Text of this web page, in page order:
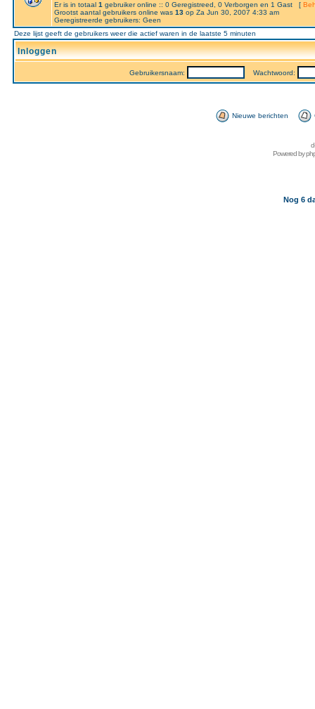
Er is in totaal 1 gebruiker online :: 0 Geregistreed, 0 Verborgen en 1 Gast [
Grootst aantal gebruikers online was 13 op Za Jun 30, 2007 4:33 am
Geregistreerde gebruikers: Geen
Deze lijst geeft de gebruikers weer die actief waren in de laatste 5 minuten
Inloggen
Gebruikersnaam: Wachtwoord:
Nieuwe berichten
Powered by
Nog 6